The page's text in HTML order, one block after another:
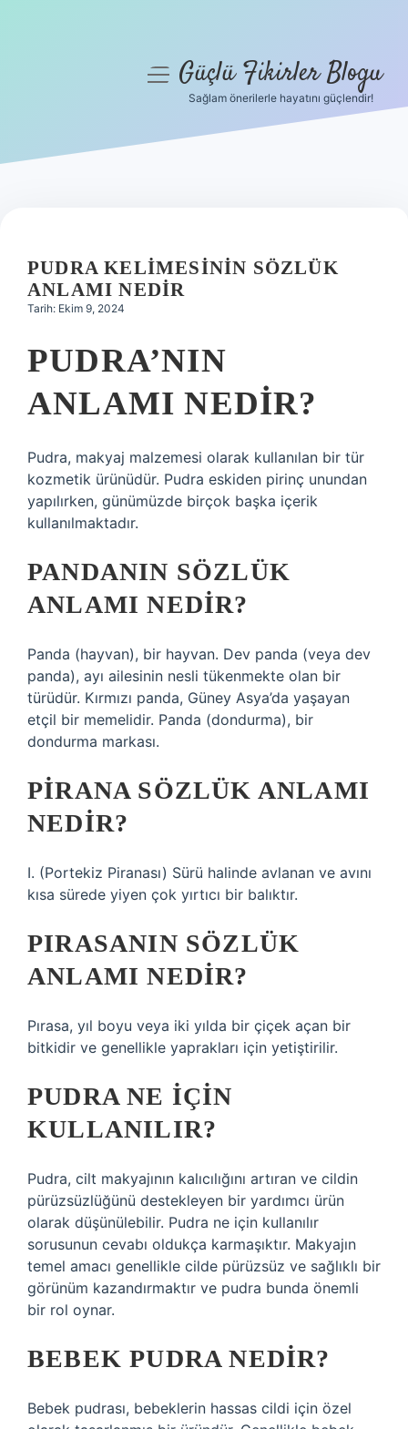
Hakkımızda
menüyüGüçlü Fikirler Blogu
Sağlam önerilerle hayatını güçlendir!
PUDRA KELIMESININ SÖZLÜK
ANLAMI NEDIR
Tarih: Ekim 9, 2024
PUDRA’NIN
ANLAMI NEDIR?
Pudra, makyaj malzemesi olarak kullanılan bir tür
kozmetik ürünüdür. Pudra eskiden pirinç unundan
yapılırken, günümüzde birçok başka içerik
kullanılmaktadır.
PANDANIN SÖZLÜK
ANLAMI NEDIR?
Panda (hayvan), bir hayvan. Dev panda (veya dev
panda), ayı ailesinin nesli tükenmekte olan bir
türüdür. Kırmızı panda, Güney Asya’da yaşayan
etçil bir memelidir. Panda (dondurma), bir
dondurma markası.
PIRANA SÖZLÜK ANLAMI
NEDIR?
I. (Portekiz Piranası) Sürü halinde avlanan ve avını
kısa sürede yiyen çok yırtıcı bir balıktır.
PIRASANIN SÖZLÜK
ANLAMI NEDIR?
Pırasa, yıl boyu veya iki yılda bir çiçek açan bir
bitkidir ve genellikle yaprakları için yetiştirilir.
PUDRA NE IÇIN
KULLANILIR?
Pudra, cilt makyajının kalıcılığını artıran ve cildin
pürüzsüzlüğünü destekleyen bir yardımcı ürün
olarak düşünülebilir. Pudra ne için kullanılır
sorusunun cevabı oldukça karmaşıktır. Makyajın
temel amacı genellikle cilde pürüzsüz ve sağlıklı bir
görünüm kazandırmaktır ve pudra bunda önemli
bir rol oynar.
BEBEK PUDRA NEDIR?
Bebek pudrası, bebeklerin hassas cildi için özel